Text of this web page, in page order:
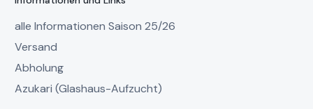
alle Informationen Saison 25/26
Versand
Abholung
Azukari (Glashaus-Aufzucht)